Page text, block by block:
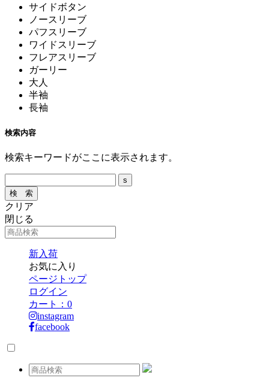
サイドボタン
ノースリーブ
パフスリーブ
ワイドスリーブ
フレアスリーブ
ガーリー
大人
半袖
長袖
検索内容
検索キーワードがここに表示されます。
クリア
閉じる
新入荷
お気に入り
ページトップ
ログイン
カート： 0
instagram
facebook